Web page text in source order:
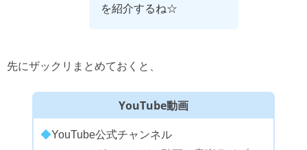
を紹介するね☆
先にザックリまとめておくと、
YouTube動画
◆YouTube公式チャンネル